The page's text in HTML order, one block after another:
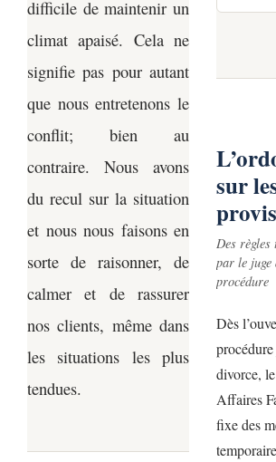
difficile de maintenir un
climat apaisé. Cela ne
signifie pas pour autant
que nous entretenons le
conflit; bien au
contraire. Nous avons
du recul sur la situation
et nous nous faisons en
sorte de raisonner, de
calmer et de rassurer
nos clients, même dans
les situations les plus
tendues.
sur
Des règles
par le juge
procédure
Dès
divorce,
Affaires
fixe des